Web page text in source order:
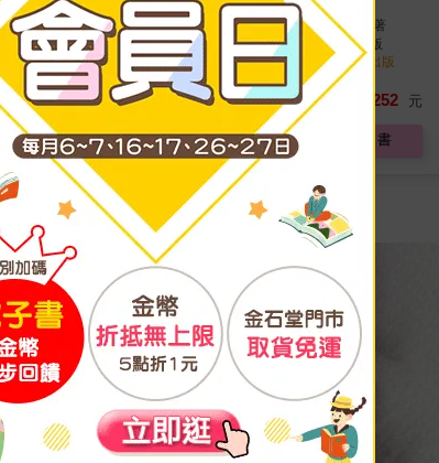
資料私隱
黃繼兒著
城市大學
出版
2017/07/01 出版
7 折 特價 361 元
電子書
葉健民 編著
著
城市大學出版
2017/07/01 出版
7 折 252 元
電子書